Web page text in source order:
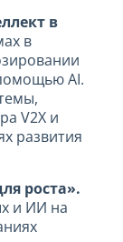
в
в
AI.
V2X и
развития
роста».
и ИИ на